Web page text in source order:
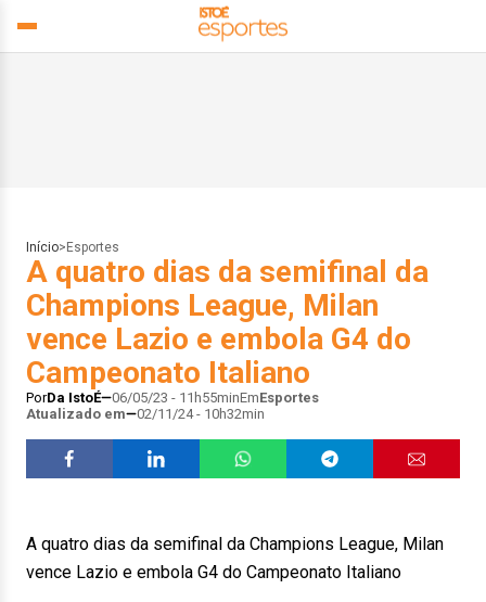
Início> Esportes
A quatro dias da semifinal da
Champions League, Milan
vence Lazio e embola G4 do
Campeonato Italiano
PorDa IstoÉ 06/05/23 - 11h55minEmEsportes
Atualizado em
02/11/24 - 10h32min
A quatro dias da semifinal da Champions League, Milan
vence Lazio e embola G4 do Campeonato Italiano